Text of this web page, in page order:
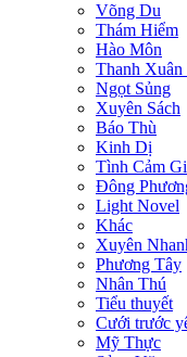
Võng Du
Thám Hiểm
Hào Môn
Thanh
Ngọt Sủng
Xuyên Sách
Báo Thù
Kinh Dị
Tình Cảm
Đông
Light Novel
Khác
Xuyên
Phương Tây
Nhân Thú
Tiểu thuyết
Cưới trước
Mỹ Thực